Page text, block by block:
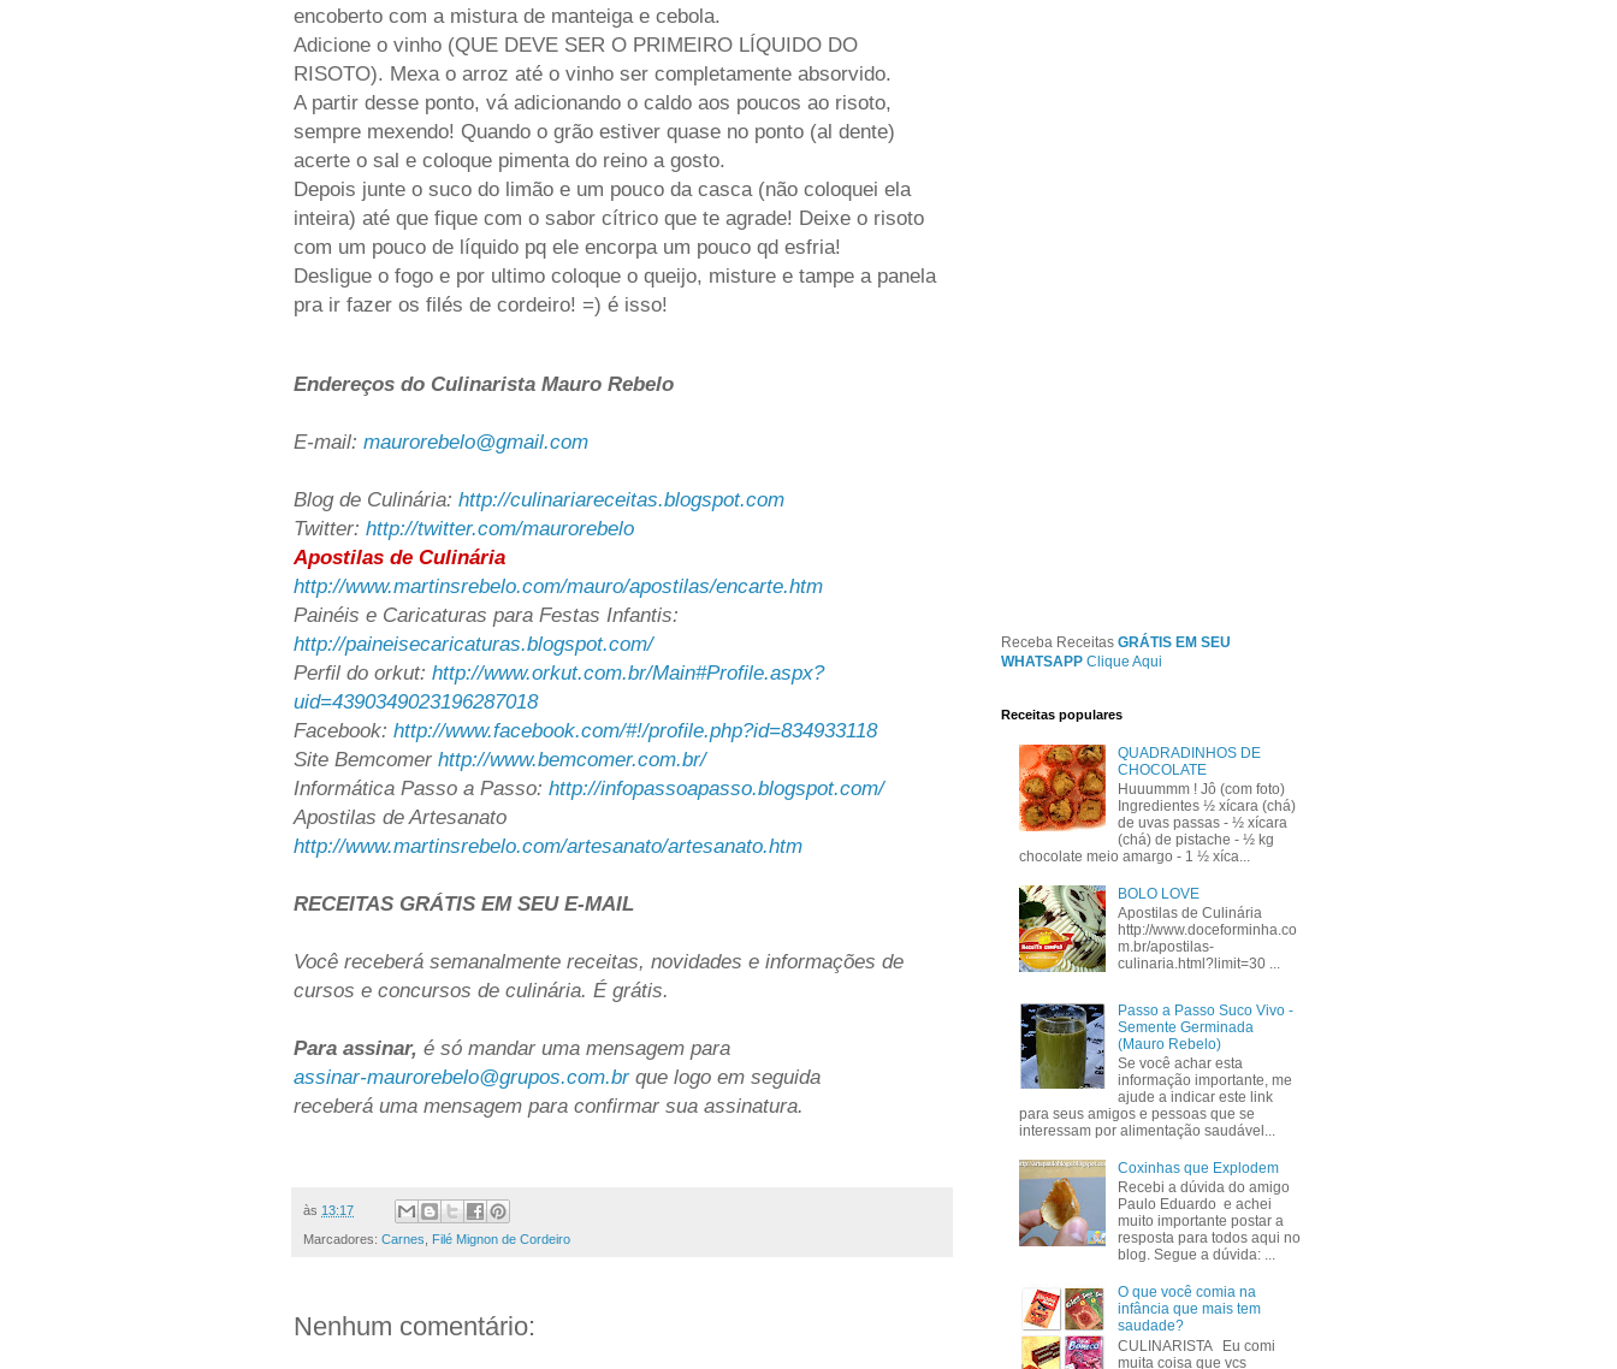
encoberto com a mistura de manteiga e cebola.
Adicione o vinho (QUE DEVE SER O PRIMEIRO LÍQUIDO DO
RISOTO). Mexa o arroz até o vinho ser completamente absorvido.
A partir desse ponto, vá adicionando o caldo aos poucos ao risoto,
sempre mexendo! Quando o grão estiver quase no ponto (al dente)
acerte o sal e coloque pimenta do reino a gosto.
Depois junte o suco do limão e um pouco da casca (não coloquei ela
inteira) até que fique com o sabor cítrico que te agrade! Deixe o risoto
com um pouco de líquido pq ele encorpa um pouco qd esfria!
Desligue o fogo e por ultimo coloque o queijo, misture e tampe a panela
pra ir fazer os filés de cordeiro! =) é isso!
Endereços do Culinarista Mauro Rebelo
E-mail: maurorebelo@gmail.com
Blog de Culinária: http://culinariareceitas.blogspot.com
Twitter: http://twitter.com/maurorebelo
Apostilas de Culinária
http://www.martinsrebelo.com/mauro/apostilas/encarte.htm
Painéis e Caricaturas para Festas Infantis:
http://paineisecaricaturas.blogspot.com/
Perfil do orkut: http://www.orkut.com.br/Main#Profile.aspx?
uid=4390349023196287018
Facebook: http://www.facebook.com/#!/profile.php?id=834933118
Site Bemcomer http://www.bemcomer.com.br/
Informática Passo a Passo: http://infopassoapasso.blogspot.com/
Apostilas de Artesanato
http://www.martinsrebelo.com/artesanato/artesanato.htm
RECEITAS GRÁTIS EM SEU E-MAIL
Você receberá semanalmente receitas, novidades e informações de
cursos e concursos de culinária. É grátis.
Para assinar, é só mandar uma mensagem para
assinar-maurorebelo@grupos.com.brque logo em seguida
receberá uma mensagem para confirmar sua assinatura.
às 13:17
Marcadores: Carnes Filé Mignon de Cordeiro
Nenhum comentário:
Receba Receitas GRÁTIS EM SEU
WHATSAPP Clique Aqui
Receitas populares
QUADRADINHOS DE
CHOCOLATE
Huuummm ! Jô (com foto)
Ingredientes ½ xícara (chá)
de uvas passas - ½ xícara
(chá) de pistache - ½ kg
chocolate meio amargo - 1 ½ xíca...
BOLO LOVE
Apostilas de Culinária
http://www.doceforminha.co
m.br/apostilas-
culinaria.html?limit=30 ...
Passo a Passo Suco Vivo -
Semente Germinada
(Mauro Rebelo)
Se você achar esta
informação importante, me
ajude a indicar este link
para seus amigos e pessoas que se
interessam por alimentação saudável...
Coxinhas que Explodem
Recebi a dúvida do amigo
Paulo Eduardo e achei
muito importante postar a
resposta para todos aqui no
blog. Segue a dúvida: ...
O que você comia na
infância que mais tem
saudade?
CULINARISTA Eu comi
muita coisa que vcs